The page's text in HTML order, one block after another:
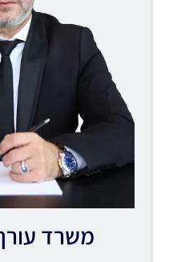
משרד עורך